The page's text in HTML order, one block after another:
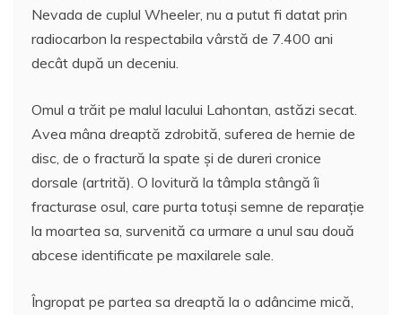
Nevada de cuplul Wheeler, nu a putut fi datat prin
radiocarbon la respectabila vârstă de 7.400 ani
decât după un deceniu.
Omul a trăit pe malul lacului Lahontan, astăzi secat.
Avea mâna dreaptă zdrobită, suferea de hernie de
disc, de o fractură la spate şi de dureri cronice
dorsale (artrită). O lovitură la tâmpla stângă îi
fracturase osul, care purta totuşi semne de reparaţie
la moartea sa, survenită ca urmare a unul sau două
abcese identificate pe maxilarele sale.
Îngropat pe partea sa dreaptă la o adâncime mică,